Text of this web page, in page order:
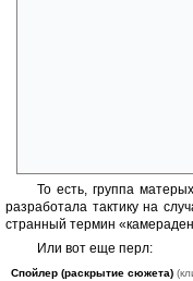
То есть, группа
разработала тактику на
странный термин
Или вот еще перл:
Спойлер (раскрытие сюжета)